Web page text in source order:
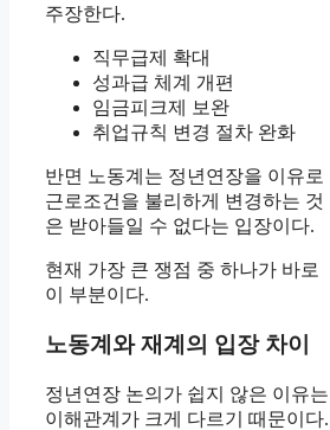
주장한다.
직무급제 확대
성과급 체계 개편
임금피크제 보완
취업규칙 변경 절차 완화
반면 노동계는 정년연장을 이유로
근로조건을 불리하게 변경하는 것
은 받아들일 수 없다는 입장이다.
현재 가장 큰 쟁점 중 하나가 바로
이 부분이다.
노동계와 재계의 입장 차이
정년연장 논의가 쉽지 않은 이유는
이해관계가 크게 다르기 때문이다.